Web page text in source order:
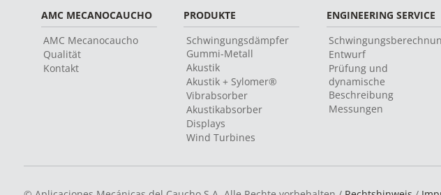
AMC MECANOCAUCHO
AMC Mecanocaucho
Qualität
Kontakt
PRODUKTE
Schwingungsdämpfer
Gummi-Metall
Akustik
Akustik + Sylomer®
Vibrabsorber
Akustikabsorber
Displays
Wind Turbines
ENGINEERING SERVICE
Entwurf
Prüfung und
dynamische
Beschreibung
Messungen